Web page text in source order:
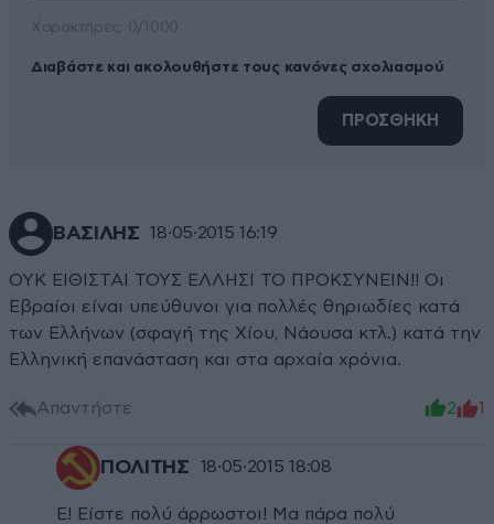
Διαβάστε και ακολουθήστε τους κανόνες σχολιασμού
ΠΡΟΣΘΗΚΗ
ΒΑΣΙΛΗΣ 18·05·2015 16:19
ΟΥΚ ΕΙΘΙΣΤΑΙ ΤΟΥΣ ΕΛΛΗΣΙ ΤΟ ΠΡΟΚΣΥΝΕΙΝ!! Οι
Εβραίοι είναι υπεύθυνοι για πολλές θηριωδίες κατά
των Ελλήνων (σφαγή της Χίου, Νάουσα κτλ.) κατά την
Ελληνική επανάσταση και στα αρχαία χρόνια.
Απαντήστε 2 1
ΠΟΛΙΤΗΣ 18·05·2015 18:08
Ε! Είστε πολύ άρρωστοι! Μα πάρα πολύ